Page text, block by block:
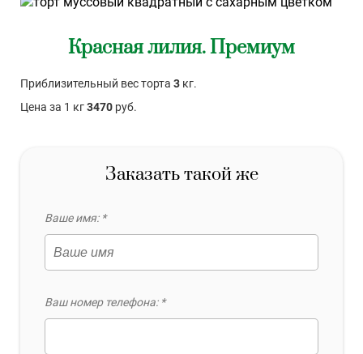
Красная лилия. Премиум
Приблизительный вес торта 3 кг.
Цена за 1 кг3470 руб.
Заказать такой же
Ваше имя: *
Ваш номер телефона: *